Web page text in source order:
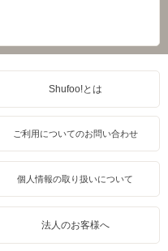
Shufoo!とは
ご利用についてのお問い合わせ
個人情報の取り扱いについて
法人のお客様へ